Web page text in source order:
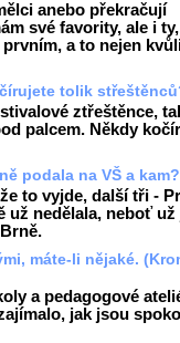
anebo překračují
své favority, ale i
a to nejen
tolik
ztřeštěnce,
palcem. Někdy
podala na VŠ a kam?
to vyjde, další tři -
už nedělala, neboť už
máte-li nějaké.
a pedagogové
jak jsou